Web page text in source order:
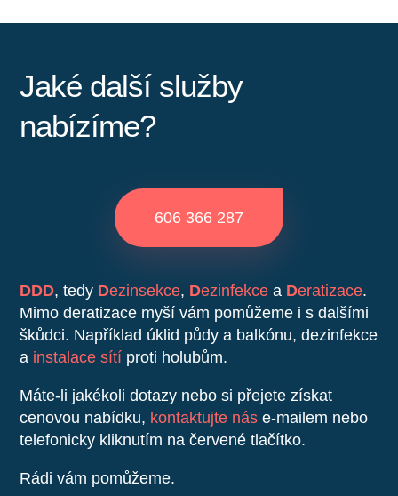
Jaké další služby
nabízíme?
606 366 287
DDD, tedy Dezinsekce, Dezinfekce a Deratizace.
Mimo deratizace myší vám pomůžeme i s dalšími
škůdci. Například úklid půdy a balkónu, dezinfekce
a instalace sítí proti holubům.
Máte-li jakékoli dotazy nebo si přejete získat
cenovou nabídku, kontaktujte nás e-mailem nebo
telefonicky kliknutím na červené tlačítko.
Rádi vám pomůžeme.